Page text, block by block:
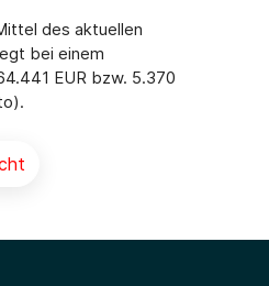
des aktuellen
bei einem
EUR bzw. 5.370